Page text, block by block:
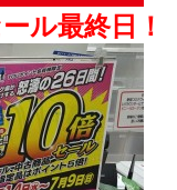
ル最終日！